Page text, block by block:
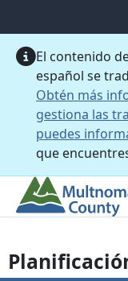
El contenido
español se
Obtén más
gestiona las
puedes
que